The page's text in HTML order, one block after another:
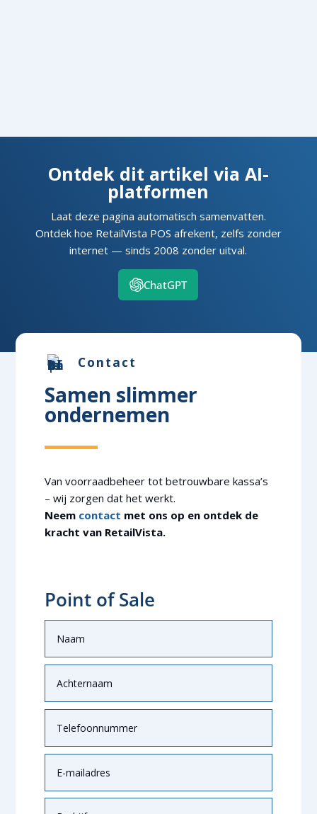
Ontdek dit artikel via AI-
platformen
Laat deze pagina automatisch samenvatten.
Ontdek hoe RetailVista POS afrekent, zelfs zonder
internet — sinds 2008 zonder uitval.
ChatGPT
Contact
Samen slimmer
ondernemen
Van voorraadbeheer tot betrouwbare kassa’s
– wij zorgen dat het werkt.
Neem contact met ons op en ontdek de
kracht van RetailVista.
Point of Sale